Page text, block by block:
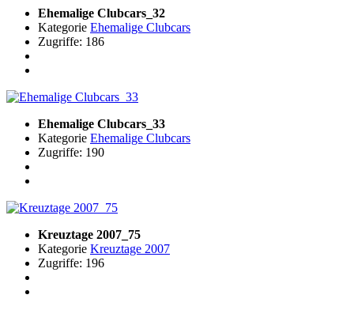
Ehemalige Clubcars_32
Kategorie Ehemalige Clubcars
Zugriffe: 186
Ehemalige Clubcars_33
Kategorie Ehemalige Clubcars
Zugriffe: 190
Kreuztage 2007_75
Kategorie Kreuztage 2007
Zugriffe: 196